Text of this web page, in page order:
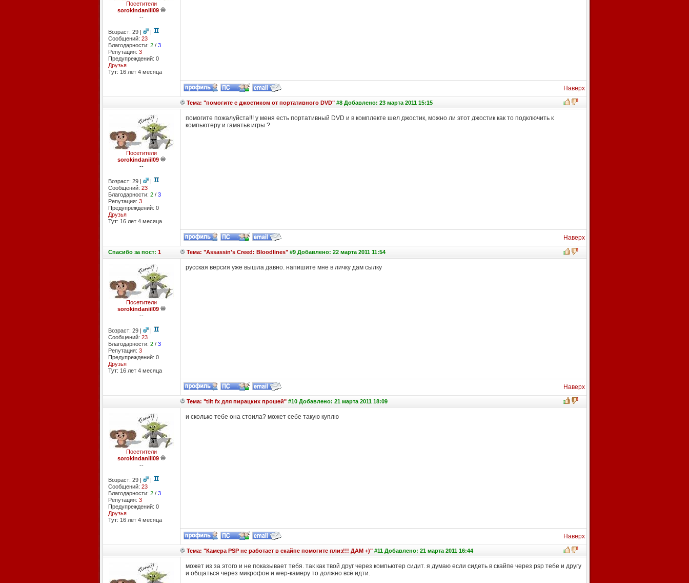
Посетители
sorokindaniil09
--
Возраст: 29 |
|
Сообщений: 23
Благодарности: 2/ 3
Репутация: 3
Предупреждений: 0
Друзья
Тут: 16 лет 4 месяцa
Наверх
Тема: "помогите с джостиком от портативного DVD"#8 Добавлено: 23 марта 2011 15:15
Посетители
sorokindaniil09
--
Возраст: 29 |
|
Сообщений: 23
Благодарности: 2/ 3
Репутация: 3
Предупреждений: 0
Друзья
Тут: 16 лет 4 месяцa
помогите пожалуйста!!! у меня есть портативный DVD и в комплекте шел джостик, можно ли этот джостик как то подключить к
компьютеру и гаматьв игры ?
Наверх
Спасибоза пост: 1 Тема: "Assassin's Creed: Bloodlines"#9 Добавлено: 22 марта 2011 11:54
Посетители
sorokindaniil09
--
Возраст: 29 |
|
Сообщений: 23
Благодарности: 2/ 3
Репутация: 3
Предупреждений: 0
Друзья
Тут: 16 лет 4 месяцa
русская версия уже вышла давно. напишите мне в личку дам сылку
Наверх
Тема: "tilt fx для пирацких прошей"#10 Добавлено: 21 марта 2011 18:09
Посетители
sorokindaniil09
--
Возраст: 29 |
|
Сообщений: 23
Благодарности: 2/ 3
Репутация: 3
Предупреждений: 0
Друзья
Тут: 16 лет 4 месяцa
и сколько тебе она стоила? может себе такую куплю
Наверх
Тема: "Камера PSP не работает в скайпе помогите плиз!!! ДАМ +)"#11 Добавлено: 21 марта 2011 16:44
может из за этого и не показывает тебя. так как твой друг через компьютер сидит. я думаю если сидеть в скайпе через psp тебе и другу
и общаться через микрофон и wep-камеру то должно всё идти.